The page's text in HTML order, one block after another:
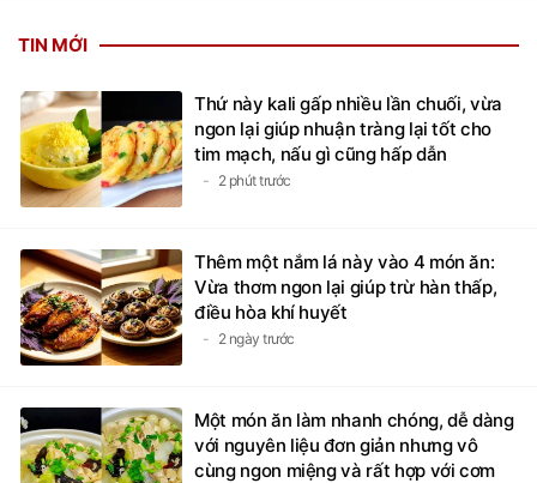
TIN MỚI
Thứ này kali gấp nhiều lần chuối, vừa
ngon lại giúp nhuận tràng lại tốt cho
tim mạch, nấu gì cũng hấp dẫn
2 phút trước
Thêm một nắm lá này vào 4 món ăn:
Vừa thơm ngon lại giúp trừ hàn thấp,
điều hòa khí huyết
2 ngày trước
Một món ăn làm nhanh chóng, dễ dàng
với nguyên liệu đơn giản nhưng vô
cùng ngon miệng và rất hợp với cơm